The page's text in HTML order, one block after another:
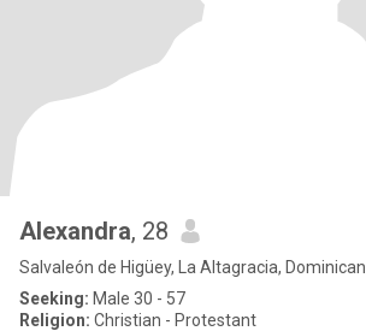
Alexandra, 28
Salvaleón de Higüey, La Altagracia,
Seeking: Male 30 - 57
Religion: Christian - Protestant